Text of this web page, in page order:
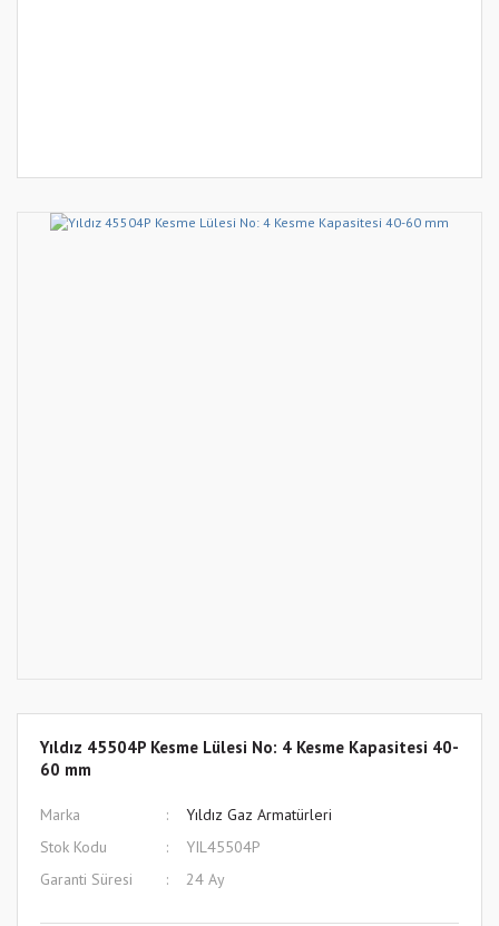
Yıldız 45504P Kesme Lülesi No: 4 Kesme Kapasitesi 40-
60 mm
Marka
Yıldız Gaz Armatürleri
Stok Kodu
YIL45504P
Garanti Süresi
24 Ay